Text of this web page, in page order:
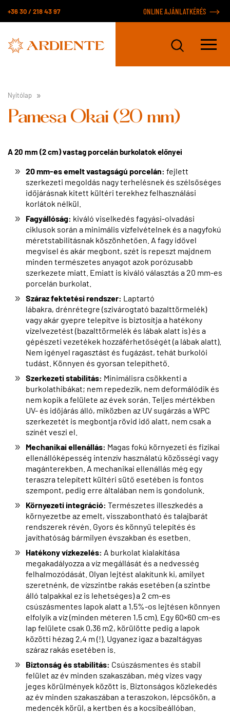
+36 30 / 218 43 97 ONLINE AJÁNLATKÉRÉS
Nyitólap
Pamesa Okai (20 mm)
A 20 mm (2 cm) vastag porcelán burkolatok előnyei
20 mm-es emelt vastagságú porcelán: fejlett
szerkezeti megoldás nagy terhelésnek és szélsőséges
időjárásnak kitett kültéri terekhez felhasználási
korlátok nélkül.
Fagyállóság: kiváló viselkedés fagyási-olvadási
ciklusok során a minimális vízfelvételnek és a nagyfokú
méretstabilitásnak köszönhetően. A fagy idővel
megvisel és akár megbont, szét is repeszt majdnem
minden természetes anyagot azok porózusabb
szerkezete miatt. Emiatt is kiváló választás a 20 mm-es
porcelán burkolat.
Száraz fektetési rendszer: Laptartó
lábakra, drénrétegre (szivárogtató bazalttörmelék)
vagy akár gyepre telepítve is biztosítja a hatékony
vízelvezetést (bazalttörmelék és lábak alatt is) és a
gépészeti vezetékek hozzáférhetőségét (a lábak alatt).
Nem igényel ragasztást és fugázást, tehát burkolói
tudást. Könnyen és gyorsan telepíthető.
Szerkezeti stabilitás: Minimálisra csökkenti a
burkolathibákat; nem repedezik, nem deformálódik és
nem kopik a felülete az évek során. Teljes mértékben
UV- és időjárás álló, miközben az UV sugárzás a WPC
szerkezetét is megbontja rövid idő alatt, nem csak a
színét veszi el.
Mechanikai ellenállás: Magas fokú környezeti és fizikai
ellenállóképesség intenzív használatú közösségi vagy
magánterekben. A mechanikai ellenállás még egy
teraszra telepített kültéri sütő esetében is fontos
szempont, pedig erre általában nem is gondolunk.
Környezeti integráció: Természetes illeszkedés a
környezetbe az emelt, visszabontható és talajbarát
rendszerek révén. Gyors és könnyű telepítés és
javíthatóság bármilyen évszakban és esetben.
Hatékony vízkezelés: A burkolat kialakítása
megakadályozza a víz megállását és a nedvesség
felhalmozódását. Olyan lejtést alakítunk ki, amilyet
szeretnénk, de vízszintbe rakás esetében (a szintbe
álló talpakkal ez is lehetséges) a 2 cm-es
csúszásmentes lapok alatt a 1,5%-os lejtésen könnyen
elfolyik a víz (minden méteren 1,5 cm). Egy 60×60 cm-es
lap felülete csak 0,36 m2, körülötte pedig a lapok
közötti hézag 2,4 m (!). Ugyanez igaz a bazaltágyas
száraz rakás esetében is.
Biztonság és stabilitás: Csúszásmentes és stabil
felület az év minden szakaszában, még vizes vagy
jeges körülmények között is. Biztonságos közlekedés
az év minden szakaszában a teraszokon, lépcsőkön, a
medencék körül, a kertben és a kocsibeállóban.